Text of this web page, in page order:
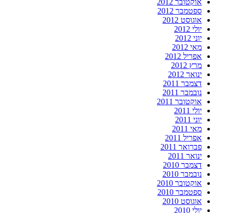
ספטמבר 2012
אוגוסט 2012
יולי 2012
יוני 2012
מאי 2012
אפריל 2012
מרץ 2012
ינואר 2012
דצמבר 2011
נובמבר 2011
אוקטובר 2011
יולי 2011
יוני 2011
מאי 2011
אפריל 2011
פברואר 2011
ינואר 2011
דצמבר 2010
נובמבר 2010
אוקטובר 2010
ספטמבר 2010
אוגוסט 2010
יולי 2010